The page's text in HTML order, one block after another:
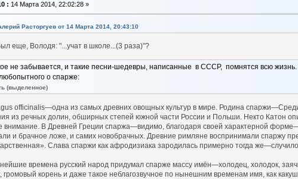
: 14 Марта 2014, 22:02:28 »
Расторгуев от 14 Марта 2014, 20:43:10
еще, Володя: "...учат в школе...(3 раза)"?
не забывается, и такие песни-шедевры, написанные в СССР, помнятся всю жизнь.
о спарже:
(выделенное)
officinalis—одна из самых древних овощных культур в мире. Родина
из речных долин, обширных степей южной части России и Польши. Некто Катон
внимание. В Древней Греции спаржа—видимо, благодаря своей характерной
и брачное ложе, и самих новобрачных. Древние римляне воспринимали спаржу
Слава спаржи как афродизиака зародилась примерно тогда
времена русский народ придумал спарже массу имён—холодец, холодок,
громовый корень и даже такое неблагозвучное по нынешним временам имя, как